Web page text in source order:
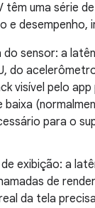
têm uma série
e desempenho,
do sensor: a
do
visível pelo
para o
exibição: a
de
da tela